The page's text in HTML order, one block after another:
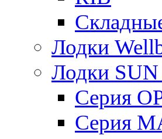
Лодки
Лодки
Серия
Cерия